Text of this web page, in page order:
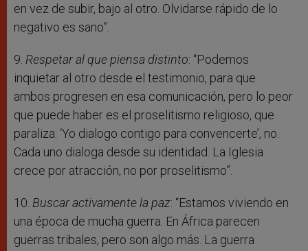
en vez de subir, bajo al otro. Olvidarse rápido de lo
negativo es sano”.
9. Respetar al que piensa distinto: “Podemos
inquietar al otro desde el testimonio, para que
ambos progresen en esa comunicación, pero lo peor
que puede haber es el proselitismo religioso, que
paraliza: ‘Yo dialogo contigo para convencerte’, no.
Cada uno dialoga desde su identidad. La Iglesia
crece por atracción, no por proselitismo”.
10. Buscar activamente la paz: “Estamos viviendo en
una época de mucha guerra. En África parecen
guerras tribales, pero son algo más. La guerra